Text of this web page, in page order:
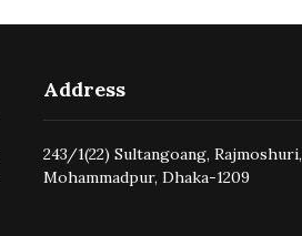
Address
243/1(22) Sultangoang, Rajmoshuri,
Mohammadpur, Dhaka-1209